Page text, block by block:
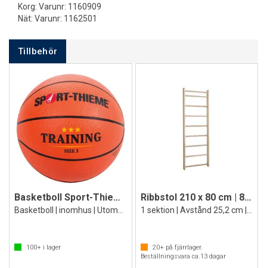
Korg: Varunr: 1160909
Nät: Varunr: 1162501
Tillbehör
Basketboll Sport-Thieme Training
100+ i lager
Ribbstol 210 x 80 cm | 8 ribbor
20+på fjärrlager.
Beställningsvara ca.13dagar